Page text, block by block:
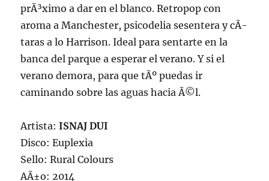
prÃ³ximo a dar en el blanco. Retropop con
aroma a Manchester, psicodelia sesentera y cÃ­
taras a lo Harrison. Ideal para sentarte en la
banca del parque a esperar el verano. Y si el
verano demora, para que tÃº puedas ir
caminando sobre las aguas hacia Ã©l.
Artista:ISNAJ DUI
Disco: Euplexia
Sello: Rural Colours
AÃ±o: 2014